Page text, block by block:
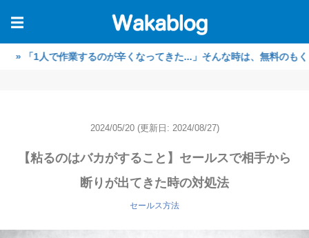
☰
で作業するのが辛くなってきた...」そんな時は、無料のもくもく作
2024/05/20 (更新日: 2024/08/27)
【粘るのはバカがすること】セールスで相手から
断りが出てきた時の対処法
セールス方法